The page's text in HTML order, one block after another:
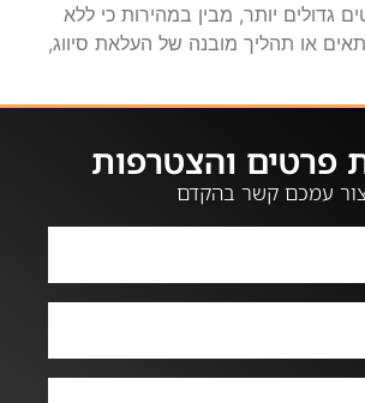
גדולים יותר, מבין במהירות כי ללא
או תהליך מובנה של העלאת סיווג,
פרטים והצטרפות
עמכם קשר בהקדם